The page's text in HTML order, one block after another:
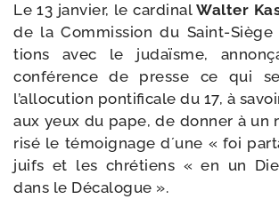
Le 13 jan­vier, le car­di­nalWalter
de la Commission du Saint-​
tions avec le judaïsme,
confé­rence de presse ce qui
l’allocution pon­ti­fi­cale du 17, à
aux yeux du pape, de don­ner à
ri­sé le témoi­gnage d´une « foi
juifs et les chré­tiens « en un
dans le Décalogue ».